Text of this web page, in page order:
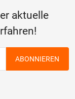
aktuelle
ABONNIEREN